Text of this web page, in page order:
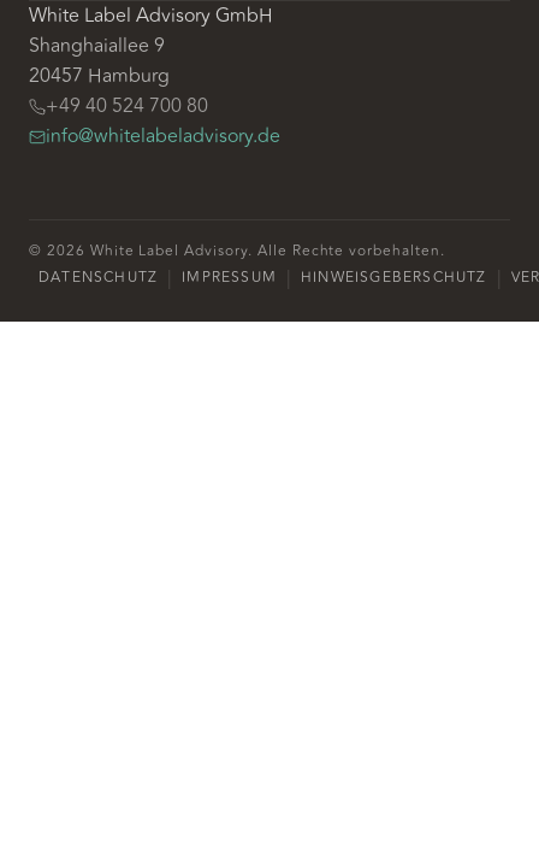
White Label Advisory GmbH
Shanghaiallee 9
20457 Hamburg
+49 40 524 700 80
info@whitelabeladvisory.de
© 2026 White Label Advisory. Alle Rechte vorbehalten.
DATENSCHUTZ
IMPRESSUM HINWEISGEBERSCHUTZ